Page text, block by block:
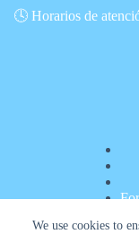
We use cookies to
🕓 Horarios de